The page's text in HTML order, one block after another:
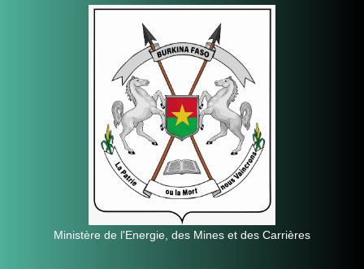
Ministère de l'Energie, des Mines et des Carrières